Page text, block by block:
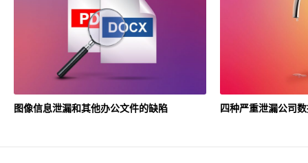
图像信息泄漏和其他办公文件的缺陷 四种严重泄漏公司